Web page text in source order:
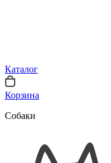
Каталог
Корзина
Собаки